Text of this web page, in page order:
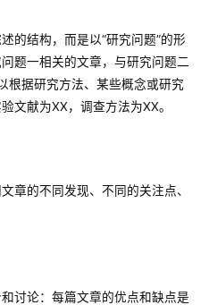
的结构，而是以“研究问题”的形
题一相关的文章，与研究问题二
据研究方法、某些概念或研究
文献为XX，调查方法为XX。
章的不同发现、不同的关注点、
讨论：每篇文章的优点和缺点是